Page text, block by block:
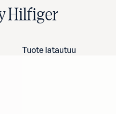
Hilfiger
Tuote latautuu